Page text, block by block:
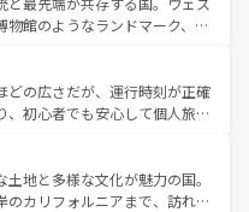
魅力が溢れており、どの街角に
れで全く異なる文化を体験で
新着のフランス情報はコンテンツ一覧
畑といった風景は必見。ビール
ほしい。 なお、新着の
覧を参照してほしい。
物館のようなランドマーク、歴
。また、優雅なアフタヌーン
まらない英国パブ、サッカー観
きる体験も豊富。イギリスを旅
どの広さだが、運行時刻が正確
、初心者でも安心して個人旅行
スイスならではのユニークな
だけでなく町歩きも満喫する
が高いため物価も高いが、旅行
地と多様な文化が魅力の国。
のカリフォルニアまで、訪れる